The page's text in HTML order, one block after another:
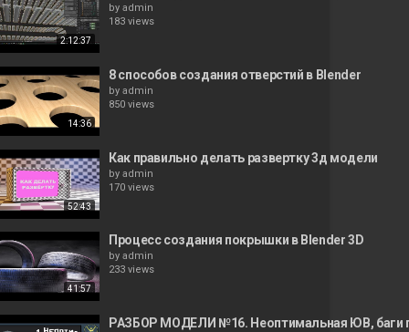
2:12:37
by admin
183 views
14:36
8 способов создания отверстий в Blender
by admin
850 views
52:43
Как правильно делать развертку 3д модели
by admin
170 views
41:57
Процесс создания покрышки в Blender 3D
by admin
233 views
РАЗБОР МОДЕЛИ №16. Неоптимальная ЮВ, баги